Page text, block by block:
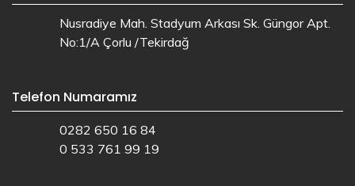
Nusradiye Mah. Stadyum Arkası Sk. Güngor Apt.
No:1/A Çorlu /Tekirdağ
Telefon Numaramız
0282 650 16 84
0 533 761 99 19